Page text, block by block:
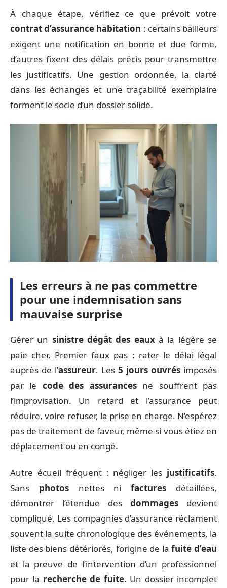
À chaque étape, vérifiez ce que prévoit votre
contrat d’assurance habitation : certains bailleurs
exigent une notification en bonne et due forme,
d’autres fixent des délais précis pour transmettre
les justificatifs. Une gestion ordonnée, la clarté
dans les échanges et une traçabilité exemplaire
forment le socle d’un dossier solide.
Les erreurs à ne pas commettre
pour une indemnisation sans
mauvaise surprise
Gérer un sinistre dégât des eauxà la légère se
paie cher. Premier faux pas : rater le délai légal
auprès de l’assureur. Les 5 jours ouvrés imposés
par le code des assurancesne souffrent pas
l’improvisation. Un retard et l’assurance peut
réduire, voire refuser, la prise en charge. N’espérez
pas de traitement de faveur, même si vous étiez en
déplacement ou en congé.
Autre écueil fréquent : négliger les justificatifs.
Sans photosnettes nifactures détaillées,
démontrer l’étendue des dommages devient
compliqué. Les compagnies d’assurance réclament
souvent la suite chronologique des événements, la
liste des biens détériorés, l’origine de lafuite d’eau
et la preuve de l’intervention d’un professionnel
pour la recherche de fuite. Un dossier incomplet